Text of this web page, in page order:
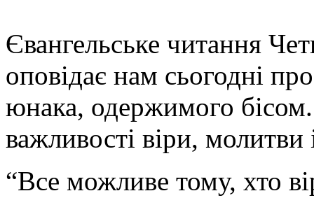
Євангельське читання
оповідає нам сьогодні
юнака, одержимого
важливості віри, молитви
“Все можливе тому, хто